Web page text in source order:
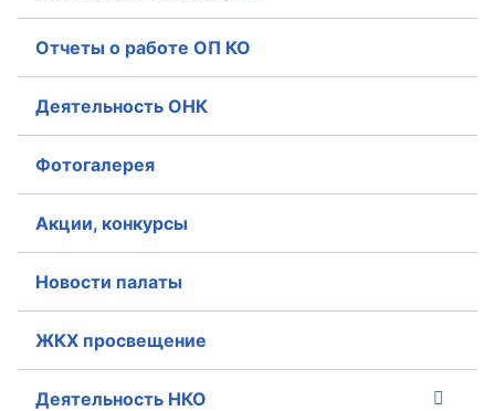
Отчеты о работе ОП КО
Деятельность ОНК
Фотогалерея
Акции, конкурсы
Новости палаты
ЖКХ просвещение
Деятельность НКО